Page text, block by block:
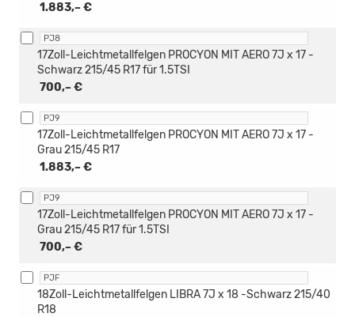
1.883,– €
PJ8
700,– €
17Zoll-Leichtmetallfelgen PROCYON MIT AERO 7J x 17 -
Schwarz 215/45 R17 für 1.5TSI
PJ9
1.883,– €
17Zoll-Leichtmetallfelgen PROCYON MIT AERO 7J x 17 -
Grau 215/45 R17
PJ9
700,– €
17Zoll-Leichtmetallfelgen PROCYON MIT AERO 7J x 17 -
Grau 215/45 R17 für 1.5TSI
PJF
18Zoll-Leichtmetallfelgen LIBRA 7J x 18 -Schwarz 215/40
R18